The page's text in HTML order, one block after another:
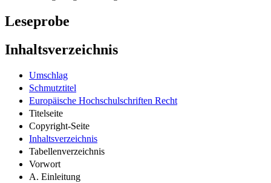
Leseprobe
Inhaltsverzeichnis
Umschlag
Schmutztitel
Europäische Hochschulschriften Recht
Titelseite
Copyright-Seite
Inhaltsverzeichnis
Tabellenverzeichnis
Vorwort
A. Einleitung